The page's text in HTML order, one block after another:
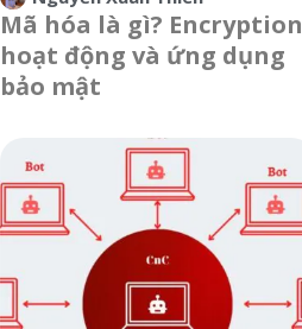
Mã hóa là gì? Encryption
hoạt động và ứng dụng
bảo mật